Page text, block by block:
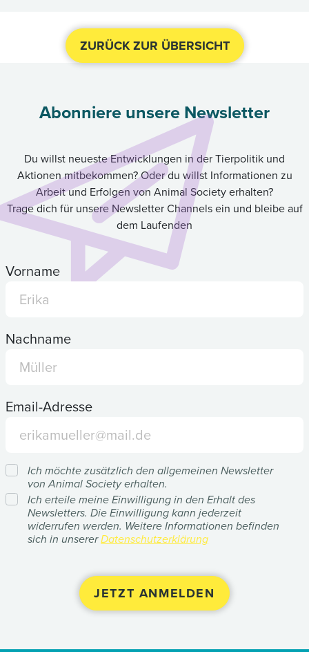
ZURÜCK ZUR ÜBERSICHT
Abonniere unsere Newsletter
Du willst neueste Entwicklungen in der Tierpolitik und
Aktionen mitbekommen? Oder du willst Informationen zu
Arbeit und Erfolgen von Animal Society erhalten?
Trage dich für unsere Newsletter Channels ein und bleibe auf
dem Laufenden
Vorname
Nachname
Email-Adresse
Ich möchte zusätzlich den allgemeinen Newsletter
von Animal Society erhalten.
Ich erteile meine Einwilligung in den Erhalt des
Newsletters. Die Einwilligung kann jederzeit
widerrufen werden. Weitere Informationen befinden
sich in unsererDatenschutzerklärung